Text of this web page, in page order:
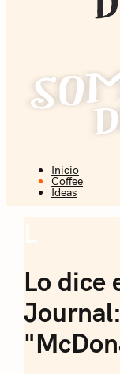
Café
Coffee + Ideas
Inicio
Coffee
Ideas
Lo dice